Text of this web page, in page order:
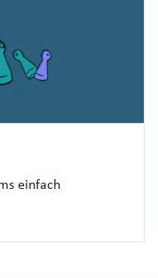
einfach